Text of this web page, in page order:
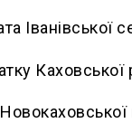
Іванівської
Каховської